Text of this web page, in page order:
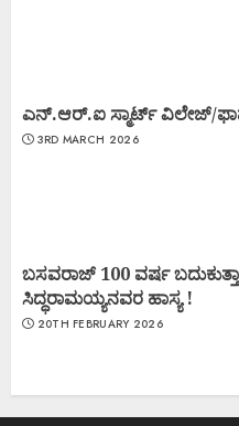
ಎನ್.ಆರ್.ಐ ಸ್ಮಾರ್ಟ್ ವಿಲೇಜ್/
3RD MARCH 2026
ಬಸವರಾಜ್ 100 ವರ್ಷ
ಸಿದ್ಧರಾಮಯ್ಯನವರ ಹಾಸ್ಯ !
20TH FEBRUARY 2026